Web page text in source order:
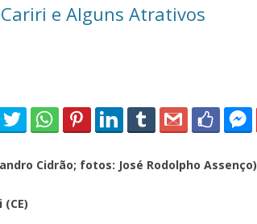
e Alguns Atrativos
Cidrão; fotos: José Rodolpho Assenço)